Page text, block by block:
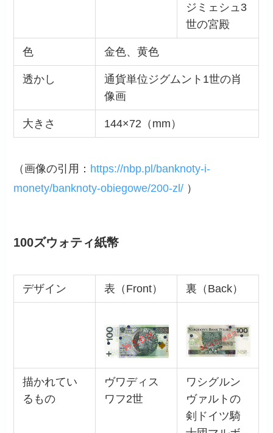
ジミェシュ3
世の宮殿
色 金色、黄色
透かし
通貨単位ジグムント1世の肖
像画
大きさ 144×72（mm）
（画像の引用： https://nbp.pl/banknoty-i-
monety/banknoty-obiegowe/200-zl/ ）
100ズウォティ紙幣
デザイン 表（Front） 裏（Back）
描かれてい
るもの
ヴワディス
ワフ2世
ワシグルン
ヴァルトの
剣ドイツ騎